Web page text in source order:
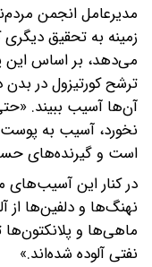
مدیرعامل انجمن
زمینه به تحقیق دیگری
می‌دهد، بر اساس این
ترشح کورتیزول در بدن
آن‌ها آسیب ببیند.
نخورد، آسیب به پوست
است و گیرنده‌های
در کنار این
نهنگ‌ها و دلفین‌ها از
ماهی‌ها و پلانکتون‌ها
نفتی آلوده شده‌اند.»